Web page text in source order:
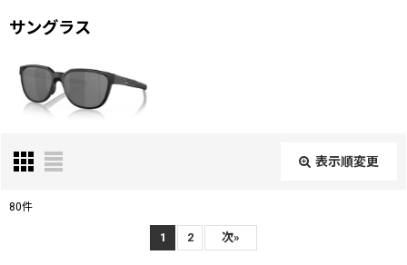
サングラス
表示順変更
80件
1 2 次»